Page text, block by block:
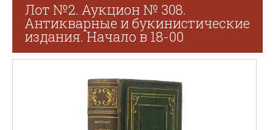
Лот №2. Аукцион № 308.
Антикварные и букинистические
издания. Начало в 18-00